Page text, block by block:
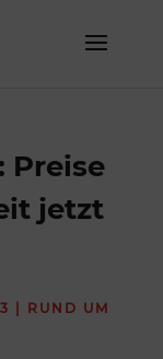
Preise
jetzt
RUND UM